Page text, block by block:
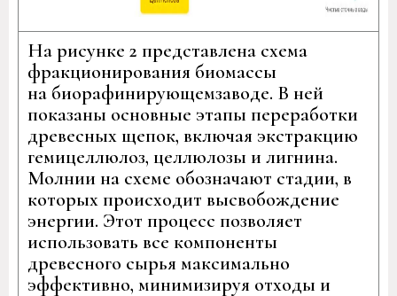
На рисунке 2 представлена схема
фракционирования биомассы
на биорафинирующемзаводе. В ней
показаны основные этапы переработки
древесных щепок, включая экстракцию
гемицеллюлоз, целлюлозы и лигнина.
Молнии на схеме обозначают стадии, в
которых происходит высвобождение
энергии. Этот процесс позволяет
использовать все компоненты
древесного сырья максимально
эффективно, минимизируя отходы и